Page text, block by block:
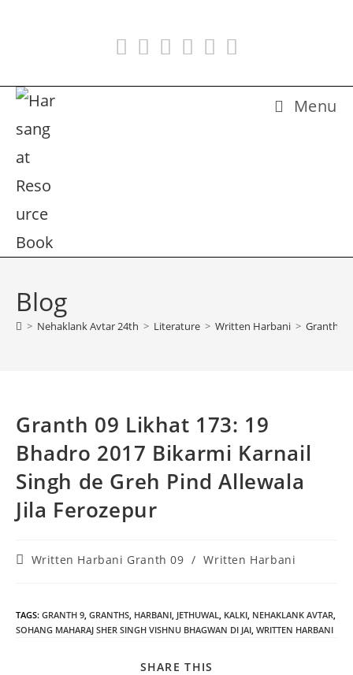
Menu
Blog
> Nehaklank Avtar 24th > Literature > Written Harbani > Granth
Granth 09 Likhat 173: 19
Bhadro 2017 Bikarmi Karnail
Singh de Greh Pind Allewala
Jila Ferozepur
PostWritten Harbani Granth 09 / Written Harbani
TAGS: GRANTH 9, GRANTHS, HARBANI, JETHUWAL, KALKI, NEHAKLANK AVTAR,
SOHANG MAHARAJ SHER SINGH VISHNU BHAGWAN DI JAI, WRITTEN HARBANI
SHARE THIS